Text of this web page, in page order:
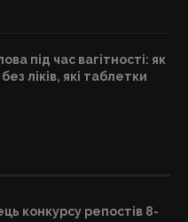
під час вагітності: як
ліків, які таблетки
конкурсу репостів 8-